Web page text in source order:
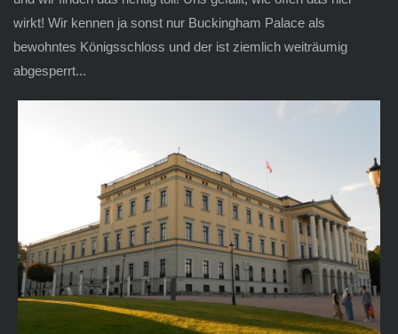
wirkt! Wir kennen ja sonst nur Buckingham Palace als
bewohntes Königsschloss und der ist ziemlich weiträumig
abgesperrt...